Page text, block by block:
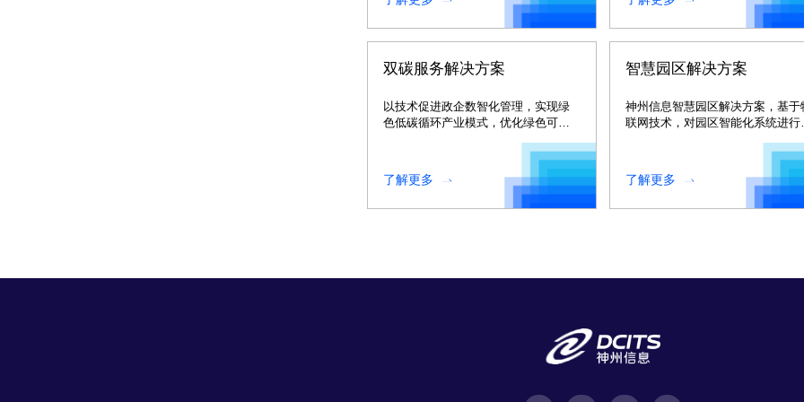
双碳服务解决方案
以技术促进政企数智化管理，实现绿
色低碳循环产业模式，优化绿色可持
了解更多
智慧园区解决方案
神州信息智慧园区解决方案，基于
联网技术，对园区智能化系统进行
了解更多